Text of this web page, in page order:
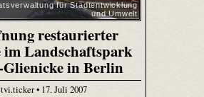
für Stadtentwicklung
und Umwelt
restaurierter
im Landschaftspark
in Berlin
tvi.ticker • 17. Juli 2007